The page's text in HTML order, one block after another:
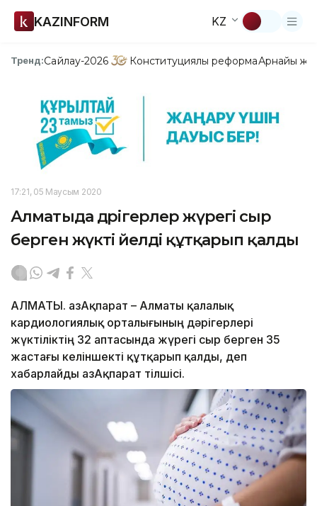
KAZINFORM KZ
Тренд:Сайлау-2026 Конституциялық реформаАрнайы
17:21, 05 Маусым 2020
Алматыда дәрігерлер жүрегі сыр
берген жүкті әйелді құтқарып қалды
АЛМАТЫ. ҚазАқпарат – Алматы қалалық
кардиологиялық орталығының дәрігерлері
жүктіліктің 32 аптасында жүрегі сыр берген 35
жастағы келіншекті құтқарып қалды, деп
хабарлайды ҚазАқпарат тілшісі.